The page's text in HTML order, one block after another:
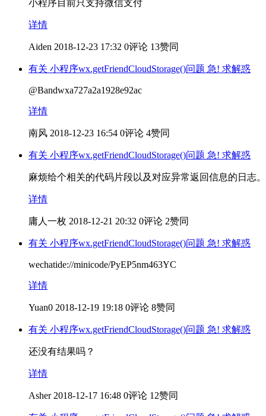
小程序目前只支持微信支付
详情
Aiden 2018-12-23 17:32 0评论 13赞同
有关 小程序wx.getFriendCloudStorage()问题 急! 求解惑
@Bandwxa727a2a1928e92ac
详情
南风 2018-12-23 16:54 0评论 4赞同
有关 小程序wx.getFriendCloudStorage()问题 急! 求解惑
麻烦给个相关的代码片段以及对应异常返回信息的日志
详情
庸人一枚 2018-12-21 20:32 0评论 2赞同
有关 小程序wx.getFriendCloudStorage()问题 急! 求解惑
wechatide://minicode/PyEP5nm463YC
详情
Yuan0 2018-12-19 19:18 0评论 8赞同
有关 小程序wx.getFriendCloudStorage()问题 急! 求解惑
还没有结果吗？
详情
Asher 2018-12-17 16:48 0评论 12赞同